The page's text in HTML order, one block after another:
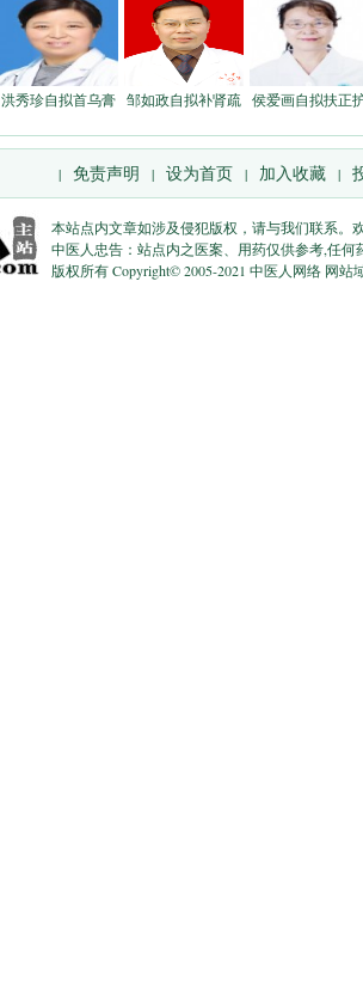
洪秀珍自拟首乌膏 邹如政自拟补肾疏 侯爱画自拟扶正
| 免责声明 | 设为首页 | 加入收藏 |
本站点内文章如涉及侵犯版权，请与我们联系。
中医人忠告：站点内之医案、用药仅供参考,任
版权所有 Copyright© 2005-2021 中医人网络 网站